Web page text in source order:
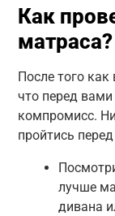
Как
матраса?
После того
что перед
компромисс.
пройтись
лучше
дивана